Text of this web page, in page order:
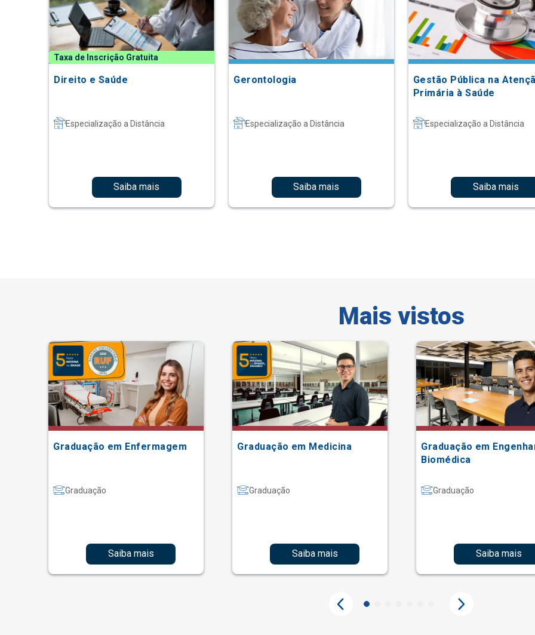
Taxa de Inscrição Gratuita
Direito e Saúde
Especialização a Distância
Saiba mais
Gerontologia
Especialização a Distância
Saiba mais
Gestão Pública na
Primária à Saúde
Especialização a Distância
Saiba mais
Mais vistos
Graduação em Enfermagem
Graduação
Saiba mais
Graduação em Medicina
Graduação
Saiba mais
Graduação em
Biomédica
Graduação
Saiba mais